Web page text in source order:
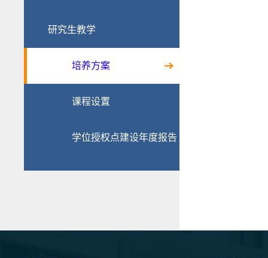
研究生教学
培养方案
课程设置
学位授权点建设年度报告